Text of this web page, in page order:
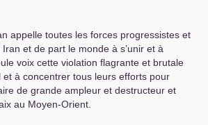
appelle toutes les forces progressistes et
et de part le monde à s’unir et à
voix cette violation flagrante et brutale
à concentrer tous leurs efforts pour
de grande ampleur et destructeur et
au Moyen-Orient.